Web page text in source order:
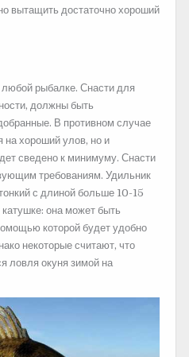
вытащить достаточно хороший
рыбалке. Снасти для
должны быть
В противном случае
на хороший улов, но и
сведено к минимуму. Снасти
требованиям. Удильник
с длиной больше 10-15
она может быть
которой будет удобно
некоторые считают, что
ловля окуня зимой на